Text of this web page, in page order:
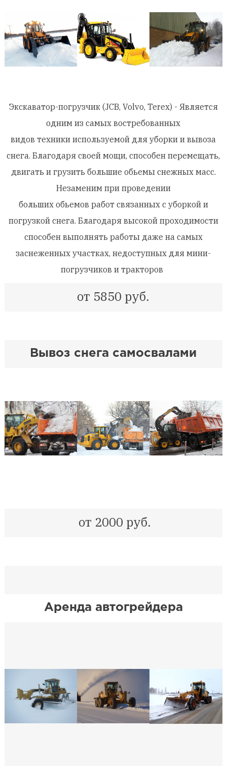
Экскаватор-погрузчик (JCB, Volvo, Terex) - Является
одним из самых востребованных
видовтехники используемой для уборки и вывоза
снега. Благодаря своей мощи, способен перемещать,
двигать и грузить большие обьемыснежных масс.
Незаменим при проведении
больших обьемов работсвязанных с уборкой и
погрузкой снега. Благодаря высокой проходимости
способен выполнять работы даже на самых
заснеженных участках, недоступных для мини-
погрузчиков и тракторов
от 5850 руб.
Вывоз снега самосвалами
от 2000 руб.
Аренда автогрейдера